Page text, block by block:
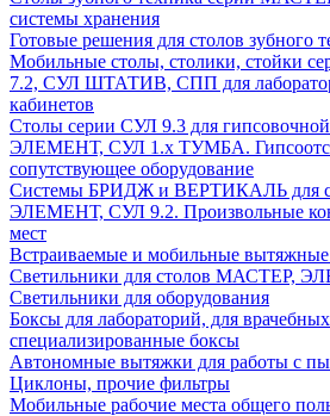
системы хранения
Готовые решения для столов зубного
Мобильные столы, столики, стойки
7.2, СУЛ ШТАТИВ, СПП для
кабинетов
Столы серии СУЛ 9.3 для
ЭЛЕМЕНТ, СУЛ 1.х ТУМБА.
сопутствующее оборудование
Системы БРИДЖ и ВЕРТИКАЛЬ для
ЭЛЕМЕНТ, СУЛ 9.2. Произвольные
мест
Встраиваемые и мобильные вытяжные
Светильники для столов МАСТЕР,
Светильники для оборудования
Боксы для лабораторий, для
специализированные боксы
Автономные вытяжки для работы с
Циклоны, прочие фильтры
Мобильные рабочие места общего